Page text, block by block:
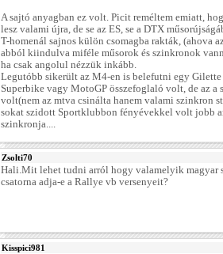
A sajtó anyagban ez volt. Picit reméltem emiatt,
lesz valami újra, de se az ES, se a DTX
T-homenál sajnos külön csomagba rakták, (ahova
abból kiindulva miféle műsorok és szinkronok
ha csak angolul nézzük inkább.
Legutóbb sikerült az M4-en is belefutni egy
Superbike vagy MotoGP összefoglaló volt, de az a
volt(nem az mtva csinálta hanem valami szinkron
sokat szidott Sportklubbon fényévekkel volt jobb
szinkronja....
Zsolti70
Hali.Mit lehet tudni arról hogy valamelyik magyar
csatorna adja-e a Rallye vb versenyeit?
Kisspici981